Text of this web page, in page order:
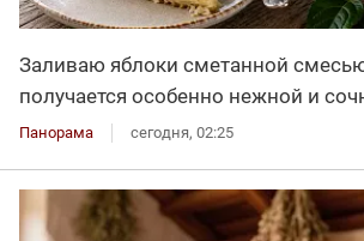
Заливаю яблоки сметанной
получается особенно нежной и
Панорама сегодня, 02:25